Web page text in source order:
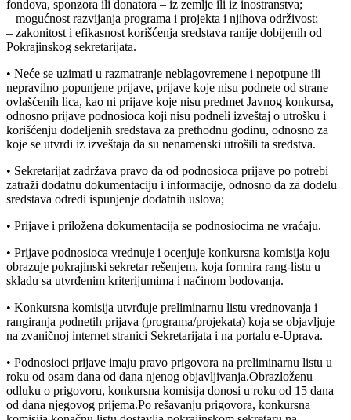
fondova, sponzora ili donatora – iz zemlje ili iz inostranstva;
– mogućnost razvijanja programa i projekta i njihova održivost;
– zakonitost i efikasnost korišćenja sredstava ranije dobijenih od
Pokrajinskog sekretarijata.
• Neće se uzimati u razmatranje neblagovremene i nepotpune ili
nepravilno popunjene prijave, prijave koje nisu podnete od strane
ovlašćenih lica, kao ni prijave koje nisu predmet Javnog konkursa,
odnosno prijave podnosioca koji nisu podneli izveštaj o utrošku i
korišćenju dodeljenih sredstava za prethodnu godinu, odnosno za
koje se utvrdi iz izveštaja da su nenamenski utrošili ta sredstva.
• Sekretarijat zadržava pravo da od podnosioca prijave po potrebi
zatraži dodatnu dokumentaciju i informacije, odnosno da za dodelu
sredstava odredi ispunjenje dodatnih uslova;
• Prijave i priložena dokumentacija se podnosiocima ne vraćaju.
• Prijave podnosioca vrednuje i ocenjuje konkursna komisija koju
obrazuje pokrajinski sekretar rešenjem, koja formira rang-listu u
skladu sa utvrđenim kriterijumima i načinom bodovanja.
• Konkursna komisija utvrđuje preliminarnu listu vrednovanja i
rangiranja podnetih prijava (programa/projekata) koja se objavljuje
na zvaničnoj internet stranici Sekretarijata i na portalu e-Uprava.
• Podnosioci prijave imaju pravo prigovora na preliminarnu listu u
roku od osam dana od dana njenog objavljivanja.Obrazloženu
odluku o prigovoru, konkursna komisija donosi u roku od 15 dana
od dana njegovog prijema.Po rešavanju prigovora, konkursna